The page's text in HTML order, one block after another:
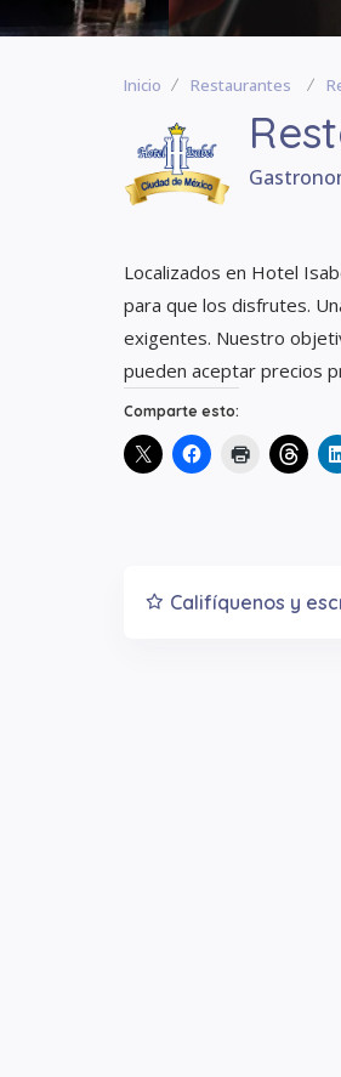
Inicio Restaurantes
Localizados en Hotel
para que los disfrutes.
exigentes. Nuestro
pueden aceptar precios
Comparte esto:
Califíquenos y